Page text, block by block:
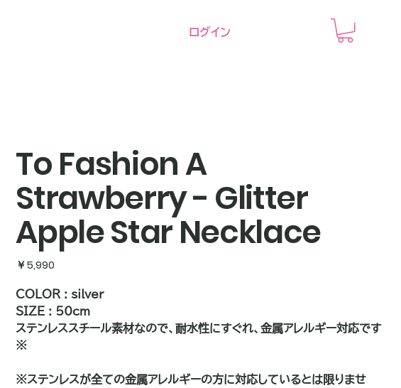
ログイン
To Fashion A
Strawberry - Glitter
Apple Star Necklace
価
￥5,990
COLOR : silver
SIZE : 50cm
ステンレススチール素材なので、耐水性にすぐれ、金属アレルギー対応です
※
※ステンレスが全ての金属アレルギーの方に対応しているとは限りませ